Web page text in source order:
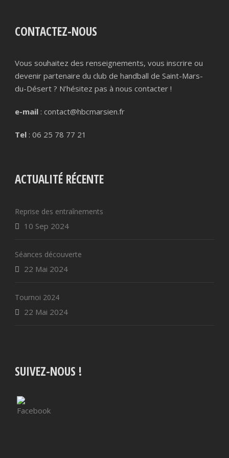
CONTACTEZ-NOUS
Vous souhaitez des renseignements, vous inscrire ou
devenir partenaire du club de handball de Saint-Mars-
du-Désert ? N’hésitez pas à nous contacter !
e-mail : contact@hbcmarsien.fr
Tel : 06 25 78 77 21
ACTUALITÉ RÉCENTE
Reprise des entraînements
10 Sep 2024
Séances découverte
22 Mai 2024
Tournoi 2024
22 Mai 2024
SUIVEZ-NOUS !